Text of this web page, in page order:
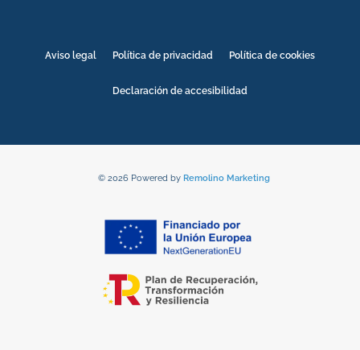
Aviso legal Política de privacidad Política de cookies
Declaración de accesibilidad
© 2026 Powered by Remolino Marketing